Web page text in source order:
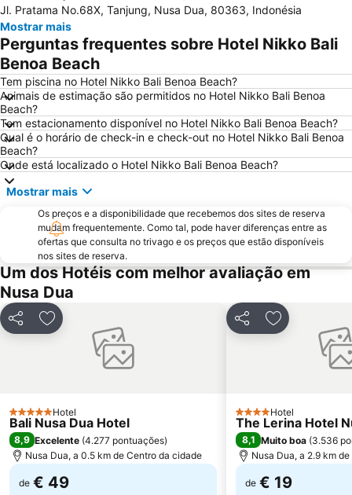
Sukawati Art Market
The Umalas Equestrian Resort
Pura Luhur Ulu Watu
Berawa
Bali Spirit Festival
Poppies Lane 1
Poppies Lane 2
Petitenget
Pantai Blue Lagoon
Jl. Pratama No.68X, Tanjung, Nusa Dua, 80363, Indonésia
Mostrar mais
Perguntas frequentes sobre Hotel Nikko Bali
Benoa Beach
Tem piscina no Hotel Nikko Bali Benoa Beach?
Animais de estimação são permitidos no Hotel Nikko Bali Benoa
Beach?
Tem estacionamento disponível no Hotel Nikko Bali Benoa Beach?
Qual é o horário de check-in e check-out no Hotel Nikko Bali Benoa
Beach?
Onde está localizado o Hotel Nikko Bali Benoa Beach?
Mostrar mais
Os preços e a disponibilidade que recebemos dos sites de reserva
mudam frequentemente. Como tal, pode haver diferenças entre as
ofertas que consulta no trivago e os preços que estão disponíveis
nos sites de reserva.
Um dos Hotéis com melhor avaliação em
Nusa Dua
PartilharAdicionar aos favoritos
5 EstrelasHotel
Bali Nusa Dua Hotel
8,9 Excelente (4.277 pontuações)
Nusa Dua, a 0.5 km de Centro da cidade
de € 49
PartilharAdicionar
4 Estrelas
Hotel
The Lerina Hotel
8,1 Muito boa (3.536
Nusa Dua, a 2.9 km
de € 19